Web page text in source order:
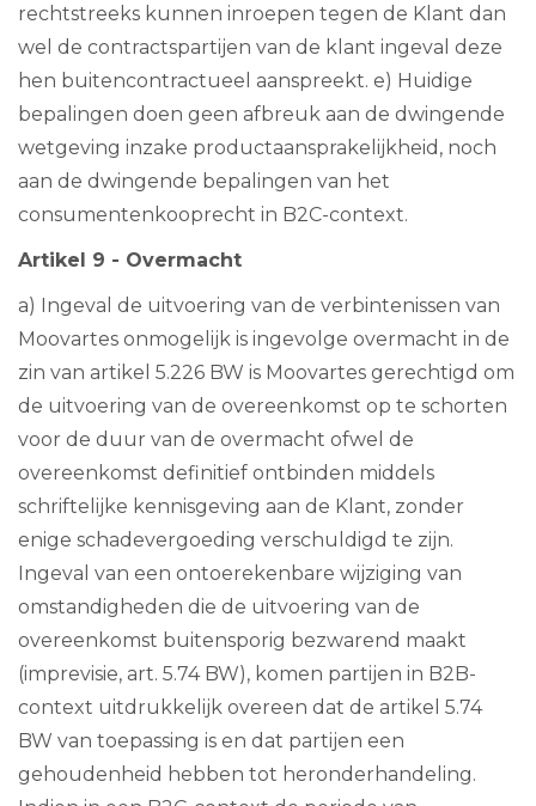
rechtstreeks kunnen inroepen tegen de Klant dan
wel de contractspartijen van de klant ingeval deze
hen buitencontractueel aanspreekt. e) Huidige
bepalingen doen geen afbreuk aan de dwingende
wetgeving inzake productaansprakelijkheid, noch
aan de dwingende bepalingen van het
consumentenkooprecht in B2C-context.
Artikel 9 - Overmacht
a) Ingeval de uitvoering van de verbintenissen van
Moovartes onmogelijk is ingevolge overmacht in de
zin van artikel 5.226 BW is Moovartes gerechtigd om
de uitvoering van de overeenkomst op te schorten
voor de duur van de overmacht ofwel de
overeenkomst definitief ontbinden middels
schriftelijke kennisgeving aan de Klant, zonder
enige schadevergoeding verschuldigd te zijn.
Ingeval van een ontoerekenbare wijziging van
omstandigheden die de uitvoering van de
overeenkomst buitensporig bezwarend maakt
(imprevisie, art. 5.74 BW), komen partijen in B2B-
context uitdrukkelijk overeen dat de artikel 5.74
BW van toepassing is en dat partijen een
gehoudenheid hebben tot heronderhandeling.